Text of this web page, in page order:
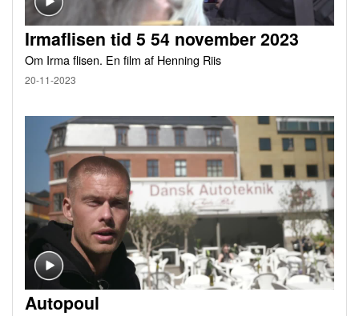
Irmaflisen tid 5 54 november 2023
Om Irma flisen. En film af Henning Riis
20-11-2023
Autopoul